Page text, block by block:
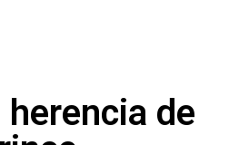
de